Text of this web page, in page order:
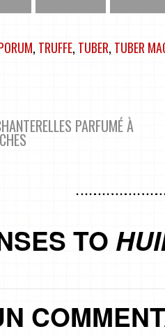
, TRUFFE, TUBER, TUBER
PARFUMÉ À
TO